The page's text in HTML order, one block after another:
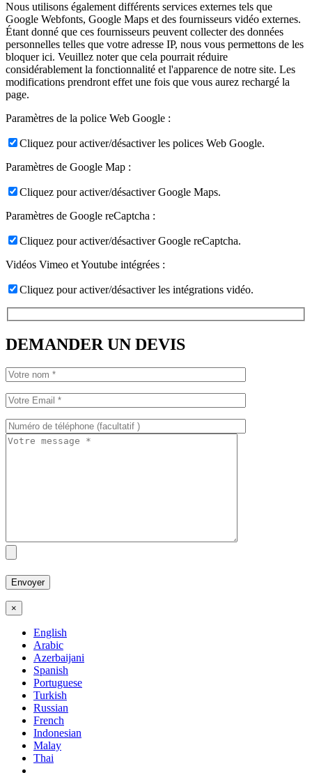
Nous utilisons également différents services externes tels que
Google Webfonts, Google Maps et des fournisseurs vidéo externes.
Étant donné que ces fournisseurs peuvent collecter des données
personnelles telles que votre adresse IP, nous vous permettons de les
bloquer ici. Veuillez noter que cela pourrait réduire
considérablement la fonctionnalité et l'apparence de notre site. Les
modifications prendront effet une fois que vous aurez rechargé la
page.
Paramètres de la police Web Google :
Cliquez pour activer/désactiver les polices Web Google.
Paramètres de Google Map :
Cliquez pour activer/désactiver Google Maps.
Paramètres de Google reCaptcha :
Cliquez pour activer/désactiver Google reCaptcha.
Vidéos Vimeo et Youtube intégrées :
Cliquez pour activer/désactiver les intégrations vidéo.
DEMANDER UN DEVIS
×
English
Arabic
Azerbaijani
Spanish
Portuguese
Turkish
Russian
French
Indonesian
Malay
Thai